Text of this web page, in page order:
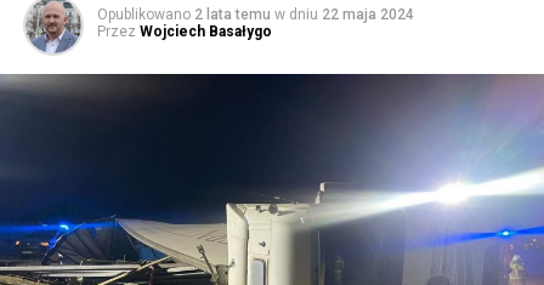
Opublikowano 2 lata temu w dniu 22 maja 2024
Przez Wojciech Basałygo